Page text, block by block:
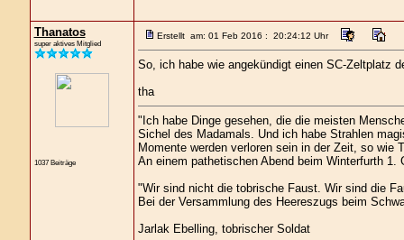
Thanatos
super aktives Mitglied
1037 Beiträge
Erstellt am: 01 Feb 2016 : 20:24:12 Uhr
So, ich habe wie angekündigt einen SC-Zeltplatz
tha
"Ich habe Dinge gesehen, die die meisten
Sichel des Madamals. Und ich habe Strahlen
Momente werden verloren sein in der Zeit, so wie
An einem pathetischen Abend beim Winterfurth
"Wir sind nicht die tobrische Faust. Wir sind die
Bei der Versammlung des Heereszugs beim
Jarlak Ebelling, tobrischer Soldat